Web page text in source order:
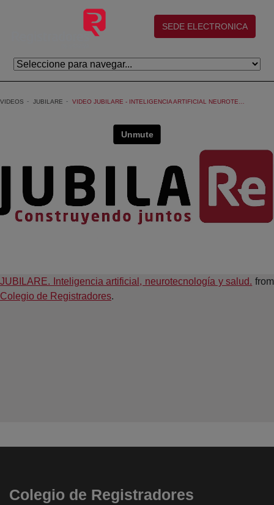
Skip to Main Content
(abre en nueva ventana)
SEDE ELECTRONICA
VIDEOS JUBILARE
JUBILARE. Inteligencia artificial, neurotecnología y salud. from
Colegio de Registradores.
Colegio de Registradores